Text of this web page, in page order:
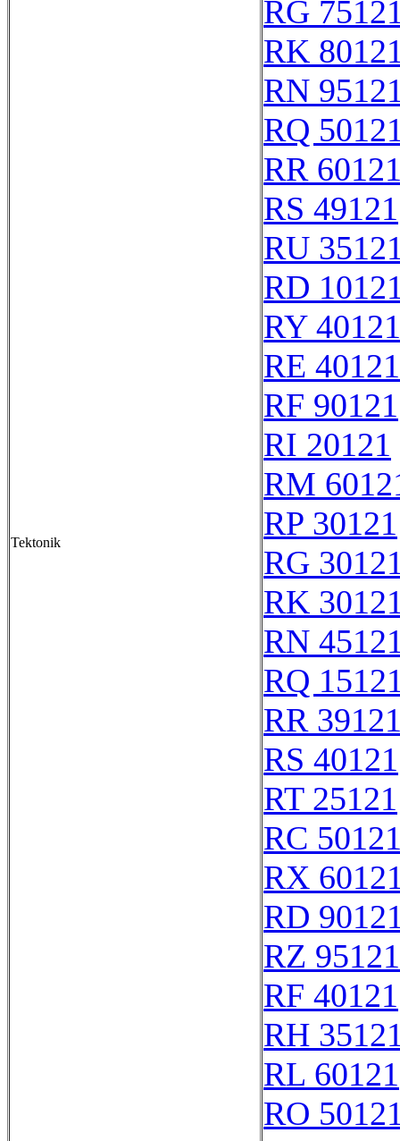
Tektonik
RG
RK
RN
RQ
RR
RS 49121
RU
RD
RY 40121
RE 40121
RF 90121
RI 20121
RM
RP 30121
RG
RK
RN
RQ
RR
RS 40121
RT 25121
RC
RX
RD
RZ 95121
RF 40121
RH
RL 60121
RO